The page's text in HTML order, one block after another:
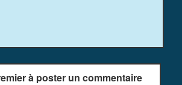
à poster un commentaire